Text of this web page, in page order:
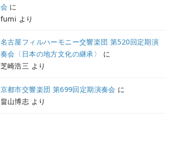
会 に
fumi より
名古屋フィルハーモニー交響楽団 第520回定期演
奏会〈日本の地方文化の継承〉
に
芝崎浩三 より
京都市交響楽団 第699回定期演奏会 に
畠山博志 より